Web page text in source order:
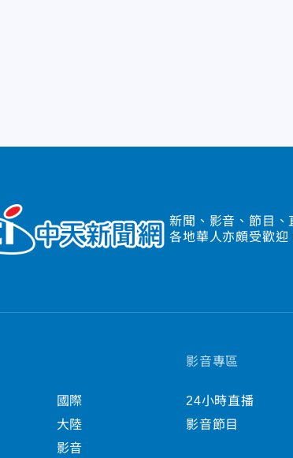
新聞、影音、節目
各地華人亦頗受歡迎
國際
大陸
影音
影音專區
24小時直播
影音節目